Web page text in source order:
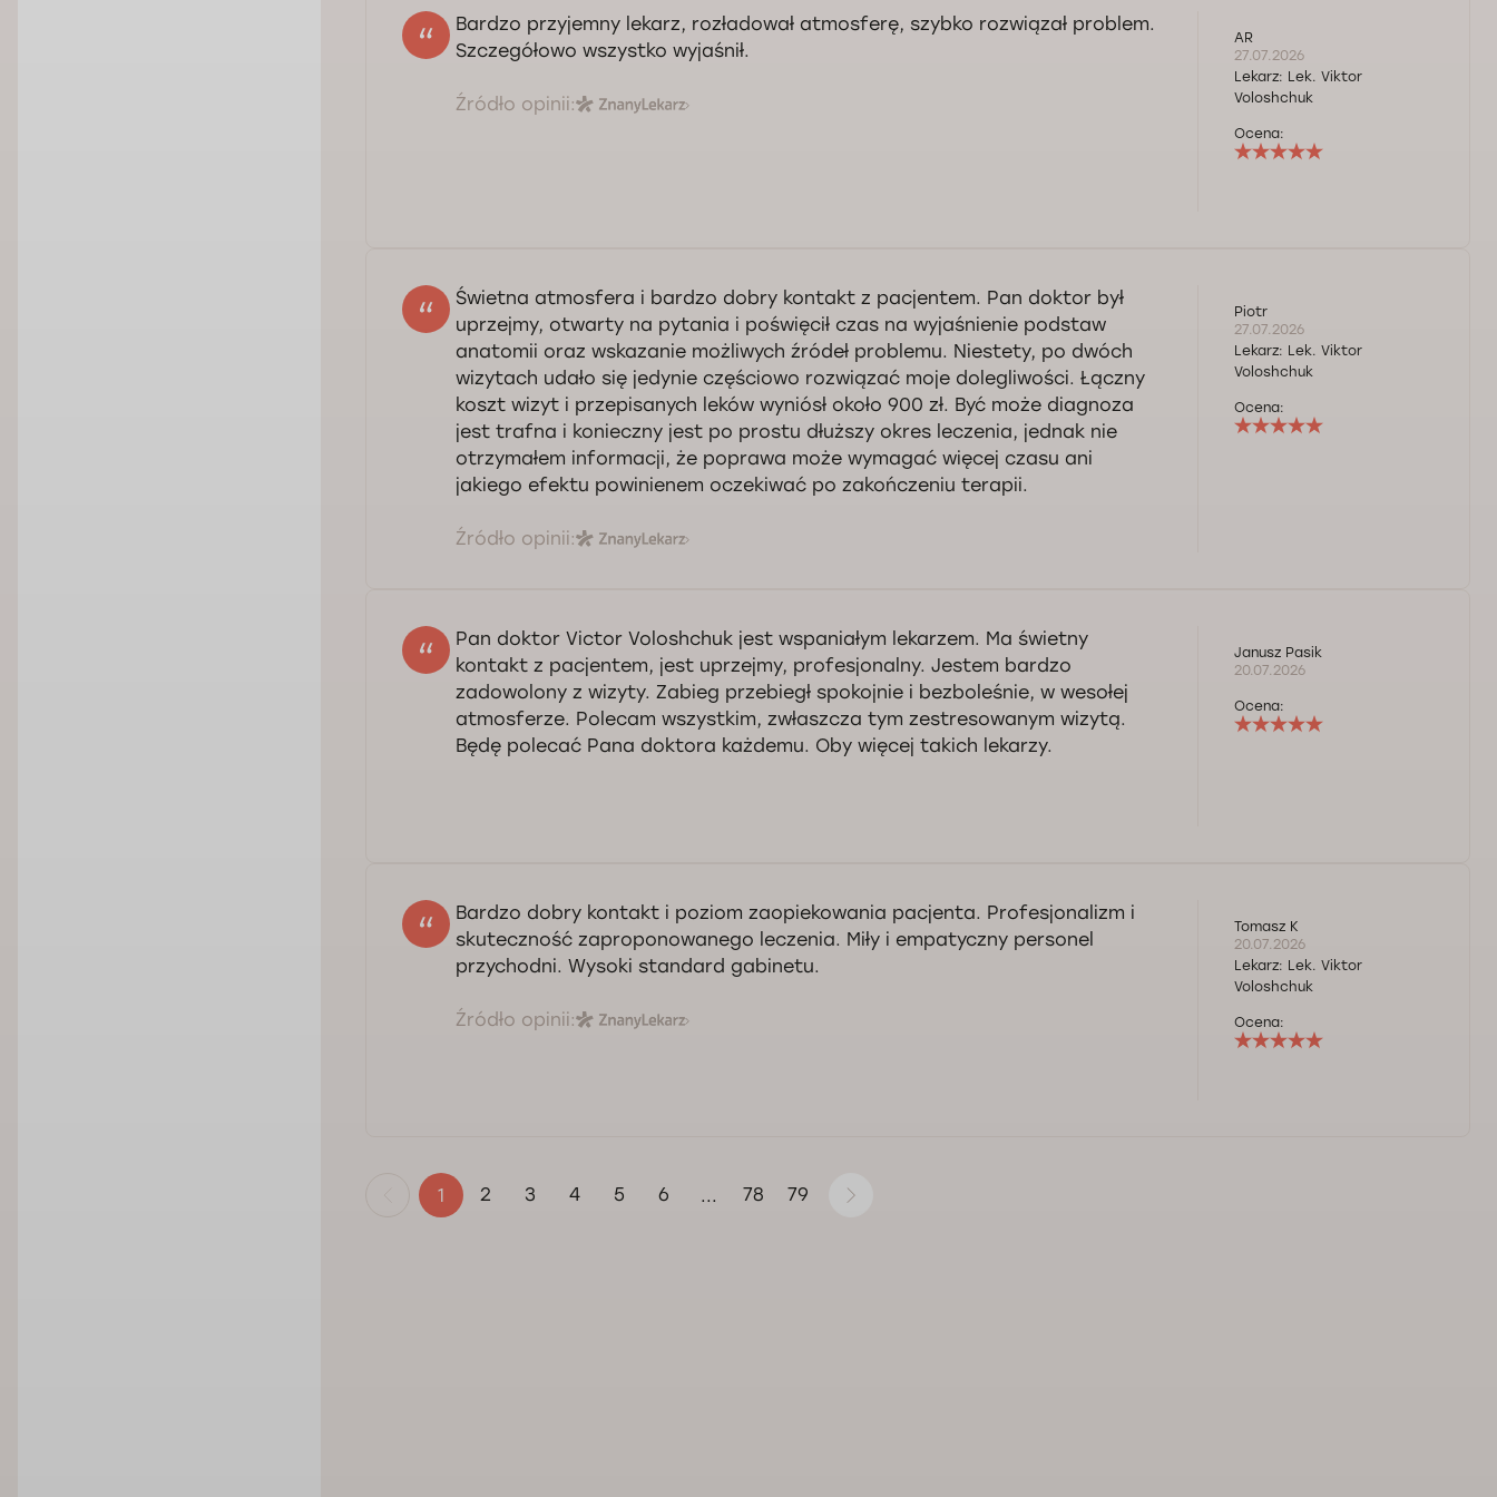
Bardzo przyjemny lekarz, rozładował atmosferę, szybko rozwiązał problem.
Szczegółowo wszystko wyjaśnił.
Źródło opinii:
AR
27.07.2026
Lekarz: Lek. Viktor
Voloshchuk
Ocena:
Świetna atmosfera i bardzo dobry kontakt z pacjentem. Pan doktor był
uprzejmy, otwarty na pytania i poświęcił czas na wyjaśnienie podstaw
anatomii oraz wskazanie możliwych źródeł problemu. Niestety, po dwóch
wizytach udało się jedynie częściowo rozwiązać moje dolegliwości. Łączny
koszt wizyt i przepisanych leków wyniósł około 900 zł. Być może diagnoza
jest trafna i konieczny jest po prostu dłuższy okres leczenia, jednak nie
otrzymałem informacji, że poprawa może wymagać więcej czasu ani
jakiego efektu powinienem oczekiwać po zakończeniu terapii.
Źródło opinii:
Piotr
27.07.2026
Lekarz: Lek. Viktor
Voloshchuk
Ocena:
Pan doktor Victor Voloshchuk jest wspaniałym lekarzem. Ma świetny
kontakt z pacjentem, jest uprzejmy, profesjonalny. Jestem bardzo
zadowolony z wizyty. Zabieg przebiegł spokojnie i bezboleśnie, w wesołej
atmosferze. Polecam wszystkim, zwłaszcza tym zestresowanym wizytą.
Będę polecać Pana doktora każdemu. Oby więcej takich lekarzy.
Janusz Pasik
20.07.2026
Ocena:
Bardzo dobry kontakt i poziom zaopiekowania pacjenta. Profesjonalizm i
skuteczność zaproponowanego leczenia. Miły i empatyczny personel
przychodni. Wysoki standard gabinetu.
Źródło opinii:
Tomasz K
20.07.2026
Lekarz: Lek. Viktor
Voloshchuk
Ocena:
1 2 3 4 5 6 ... 78 79